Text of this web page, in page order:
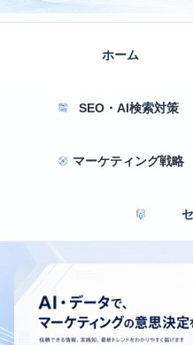
ホーム
SEO・AI検索対策
マーケティング戦略